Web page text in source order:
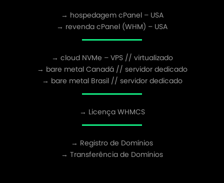
→ hospedagem cPanel – USA
→ revenda cPanel (WHM) – USA
→ cloud NVMe – VPS // virtualizado
→ bare metal Canadá // servidor dedicado
→ bare metal Brasil // servidor dedicado
→ Licença WHMCS
→ Registro de Domínios
→ Transferência de Domínios